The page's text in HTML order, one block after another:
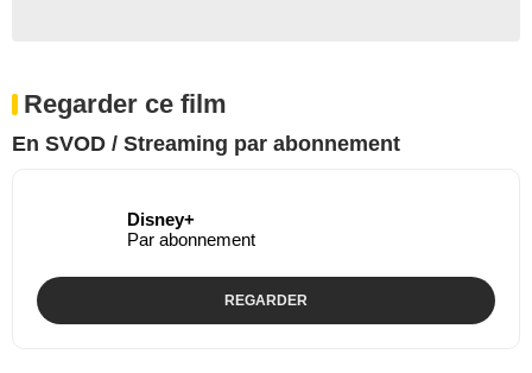
Regarder ce film
En SVOD / Streaming par abonnement
Disney+
Par abonnement
REGARDER